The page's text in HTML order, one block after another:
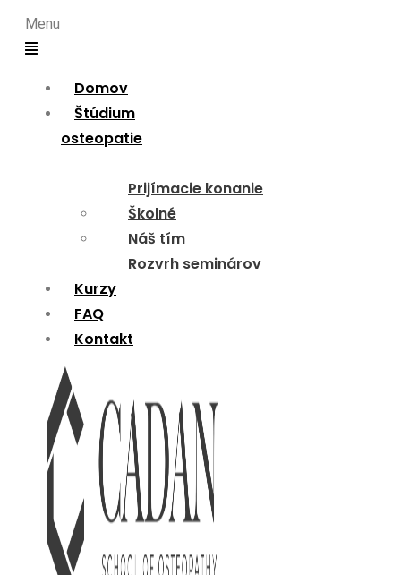
Menu
Domov
Štúdium
osteopatie
Prijímacie konanie
Školné
Náš tím
Rozvrh seminárov
Kurzy
FAQ
Kontakt